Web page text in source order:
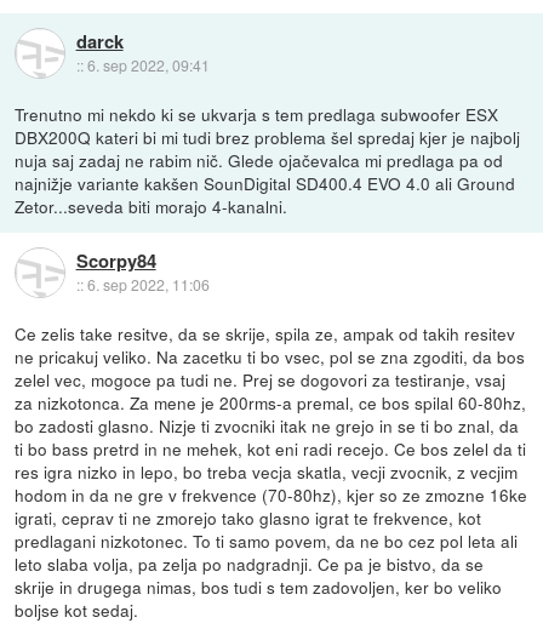
darck
::6. sep 2022, 09:41
Trenutno mi nekdo ki se ukvarja s tem predlaga subwoofer ESX
DBX200Q kateri bi mi tudi brez problema šel spredaj kjer je najbolj
nuja saj zadaj ne rabim nič. Glede ojačevalca mi predlaga pa od
najnižje variante kakšen SounDigital SD400.4 EVO 4.0 ali Ground
Zetor...seveda biti morajo 4-kanalni.
Scorpy84
::6. sep 2022, 11:06
Ce zelis take resitve, da se skrije, spila ze, ampak od takih resitev
ne pricakuj veliko. Na zacetku ti bo vsec, pol se zna zgoditi, da bos
zelel vec, mogoce pa tudi ne. Prej se dogovori za testiranje, vsaj
za nizkotonca. Za mene je 200rms-a premal, ce bos spilal 60-80hz,
bo zadosti glasno. Nizje ti zvocniki itak ne grejo in se ti bo znal, da
ti bo bass pretrd in ne mehek, kot eni radi recejo. Ce bos zelel da ti
res igra nizko in lepo, bo treba vecja skatla, vecji zvocnik, z vecjim
hodom in da ne gre v frekvence (70-80hz), kjer so ze zmozne 16ke
igrati, ceprav ti ne zmorejo tako glasno igrat te frekvence, kot
predlagani nizkotonec. To ti samo povem, da ne bo cez pol leta ali
leto slaba volja, pa zelja po nadgradnji. Ce pa je bistvo, da se
skrije in drugega nimas, bos tudi s tem zadovoljen, ker bo veliko
boljse kot sedaj.